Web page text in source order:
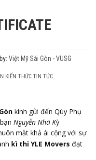
Việt Mỹ Sài Gòn - VUSG
KIẾN THỨC TIN TỨC
kính gửi đến Qúy Phụ
Nguyễn Nhã Kỳ
mặt khả ái cộng với sự
kì thi YLE Movers đạt